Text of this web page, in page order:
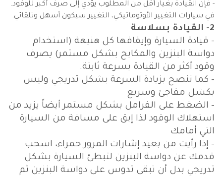
- فإن القيادة بغيار أقل من المطلوب يؤدي إلى صرف أكبر للوقود.
في سيارات التغيير الأوتوماتيكي، التغيير سيكون أسهل وتلقائي.
2- القيادة بسلاسة
- قيادة السيارة وإيقافها كل هنيهة (استخدام
دواسة البنزين والمكابح بشكل مستمر) يصرف
وقود أكثر من القيادة بسرعة ثابتة.
- كما ننصح بزيادة السرعة بشكل تدريجي وليس
بكشل مفاجئ وسريع
- الضغط على الفرامل بشكل مستمر أيضاً يزيد من
استهلاك الوقود لذا إبق على مسافة من السيارة
التي أمامك
- إذا رأيت من بعيد إشارات المرور حمراء، اسحب
قدمك عن دواسة البنزين لتبطئ السيارة بشكل
تدريجي بدل أن تبقى تدوس على دواسة البنزين ثم